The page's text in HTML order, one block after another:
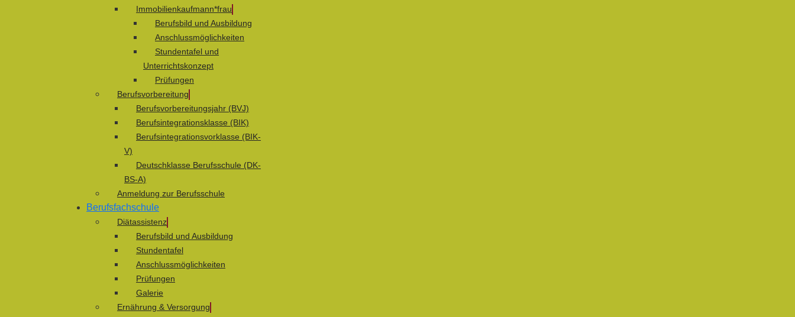
Immobilienkaufmann*frau
Berufsbild und Ausbildung
Anschlussmöglichkeiten
Stundentafel und
Unterrichtskonzept
Prüfungen
Berufsvorbereitung
Berufsvorbereitungsjahr (BVJ)
Berufsintegrationsklasse (BIK)
Berufsintegrationsvorklasse (BIK-
V)
Deutschklasse Berufsschule (DK-
BS-A)
Anmeldung zur Berufsschule
Berufsfachschule
Diätassistenz
Berufsbild und Ausbildung
Stundentafel
Anschlussmöglichkeiten
Prüfungen
Galerie
Ernährung & Versorgung